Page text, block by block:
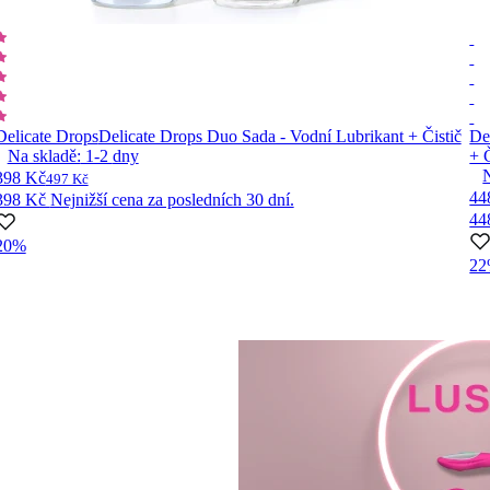
DropsDelicate Drops Duo Sada - Vodní Lubrikant + Čistič
Na skladě: 1-2 dny
Kč497 Kč
Kč Nejnižší cena za posledních 30 dní.
+